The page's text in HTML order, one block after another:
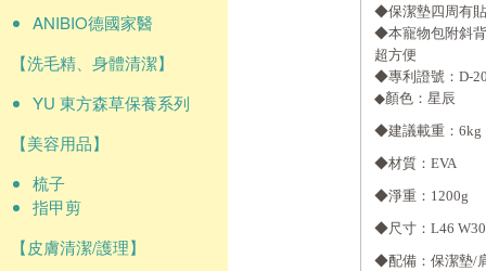
ANIBIO德國家醫
【洗毛精、身體清潔】
YU 東方森草保養系列
【美容用品】
梳子
指甲剪
【皮膚清潔/護理】
◆保潔墊四周有
◆本寵物包附斜
超方便
◆專利證號：D-
◆顏色：星辰
◆建議載重：6kg
◆材質：EVA
◆淨重：1200g
◆尺寸：L46 W30
◆配備：保潔墊/